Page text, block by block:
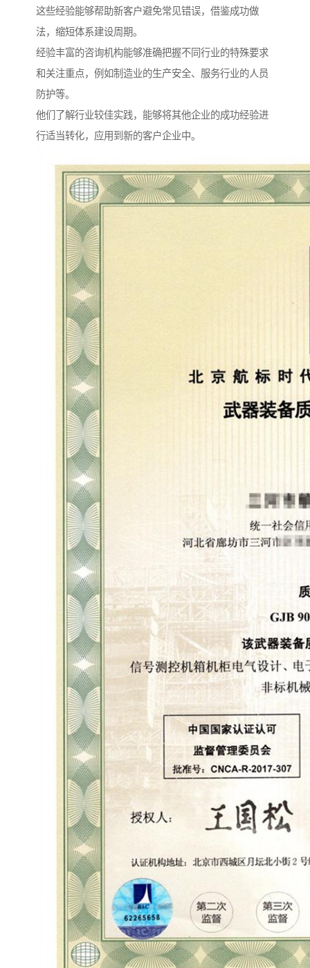
这些经验能够帮助新客户避免常见错误，借鉴成功做
法，缩短体系建设周期。
经验丰富的咨询机构能够准确把握不同行业的特殊要求
和关注重点，例如制造业的生产安全、服务行业的人员
防护等。
他们了解行业较佳实践，能够将其他企业的成功经验进
行适当转化，应用到新的客户企业中。